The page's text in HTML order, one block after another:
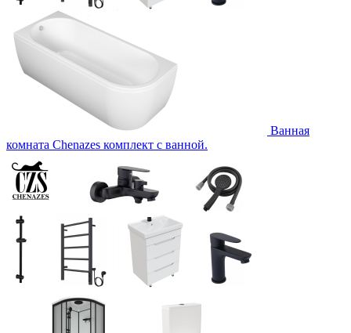
Ванная
комната Chenazes комплект с ванной.